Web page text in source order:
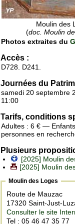
Moulin des
(doc. Moulin
Photos extraites du
Accès :
D728. D241.
Journées du
samedi 20 septembre
11:00
Tarifs, conditions
Adultes : 6 € —
personnes en
Plusieurs
[2025] Moulin
[2025] Moulin
Moulin des Loges
Route de Mauzac
17320 Saint-Just-
Consulter le site
Tel : 05 46 47 35 77